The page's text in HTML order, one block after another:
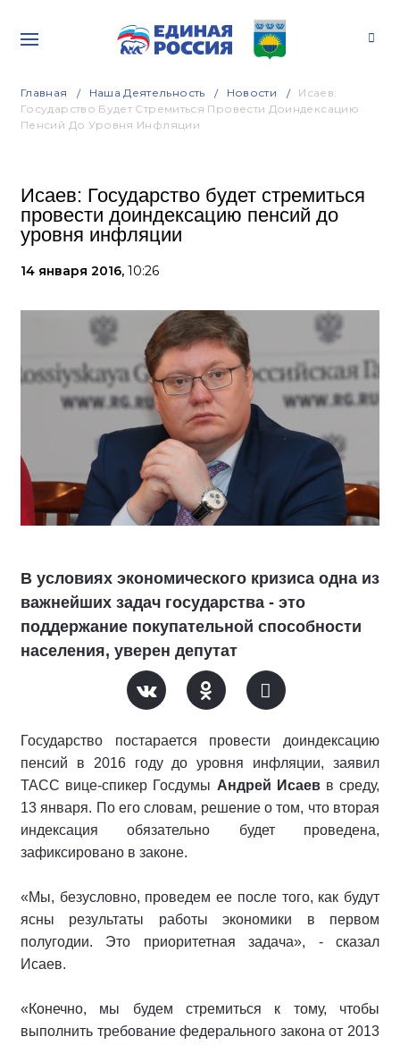
Главная Наша Деятельность Новости
Исаев:
Государство Будет Стремиться Провести Доиндексацию
Пенсий До Уровня Инфляции
Исаев: Государство будет стремиться
провести доиндексацию пенсий до
уровня инфляции
14 января 2016, 10:26
В условиях экономического кризиса одна из
важнейших задач государства - это
поддержание покупательной способности
населения, уверен депутат
Государство постарается провести доиндексацию
пенсий в 2016 году до уровня инфляции, заявил
ТАСС вице-спикер Госдумы Андрей Исаев в среду,
13 января. По его словам, решение о том, что вторая
индексация обязательно будет проведена,
зафиксировано в законе.
«Мы, безусловно, проведем ее после того, как будут
ясны результаты работы экономики в первом
полугодии. Это приоритетная задача», - сказал
Исаев.
«Конечно, мы будем стремиться к тому, чтобы
выполнить требование федерального закона от 2013